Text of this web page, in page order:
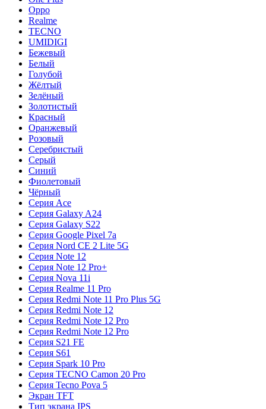
Oppo
Realme
TECNO
UMIDIGI
Бежевый
Белый
Голубой
Жёлтый
Зелёный
Золотистый
Красный
Оранжевый
Розовый
Серебристый
Серый
Синий
Фиолетовый
Чёрный
Серия Ace
Серия Galaxy A24
Серия Galaxy S22
Серия Google Pixel 7a
Серия Nord CE 2 Lite 5G
Серия Note 12
Серия Note 12 Pro+
Серия Nova 11i
Серия Realme 11 Pro
Серия Redmi Note 11 Pro Plus 5G
Серия Redmi Note 12
Серия Redmi Note 12 Pro
Серия Redmi Note 12 Pro
Серия S21 FE
Серия S61
Серия Spark 10 Pro
Серия TECNO Camon 20 Pro
Серия Tecno Pova 5
Экран TFT
Тип экрана IPS